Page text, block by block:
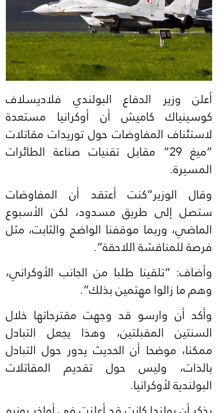
أعلن وزير الدفاع البولندي فلاديسلاف
كوسينياك كاميش أن أوكرانيا مستعدة
لاستئناف المفاوضات حول توريدات مقاتلات
“ميغ 29” مقابل تقنيات صناعة الطائرات
المسيرة.
وقال الوزير”كنت أعتقد أن المفاوضات
ستصل إلى طريق مسدود، لكن الأسبوع
الماضي، وربما موقفنا الواضح والثابت، مثل
فرصة للمناقشة اللاحقة”.
وأضاف: “تلقينا طلبا من الجانب الأوكراني،
وهم ما زالوا مهتمين بذلك”.
وأكد أن وارسو قد وجهت مقترحاتها خلال
السنتين المقبلتين، وهذا يجعل التبادل
ممكنا، موضحا أن الحديث يدور حول التبادل
بالذات، وليس حول تقديم المقاتلات
البولندية لأوكرانيا.